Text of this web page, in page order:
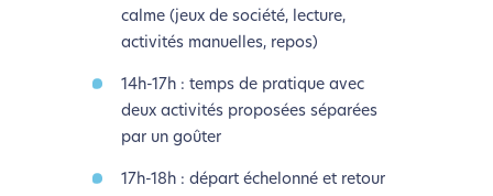
calme (jeux de société, lecture,
activités manuelles, repos)
14h-17h : temps de pratique avec
deux activités proposées séparées
par un goûter
17h-18h : départ échelonné et retour